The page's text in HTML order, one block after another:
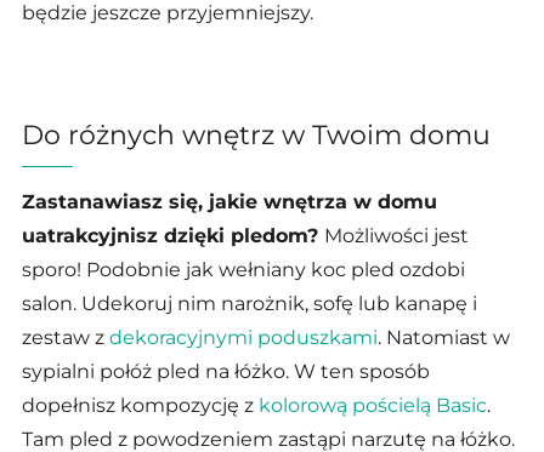
będzie jeszcze przyjemniejszy.
Do różnych wnętrz w Twoim domu
Zastanawiasz się, jakie wnętrza w domu
uatrakcyjnisz dzięki pledom? Możliwości jest
sporo! Podobnie jak wełniany koc pled ozdobi
salon. Udekoruj nim narożnik, sofę lub kanapę i
zestaw z dekoracyjnymi poduszkami. Natomiast w
sypialni połóż pled na łóżko. W ten sposób
dopełnisz kompozycję z kolorową pościelą Basic.
Tam pled z powodzeniem zastąpi narzutę na łóżko.